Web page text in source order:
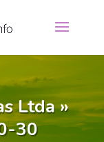
Ltda »
30